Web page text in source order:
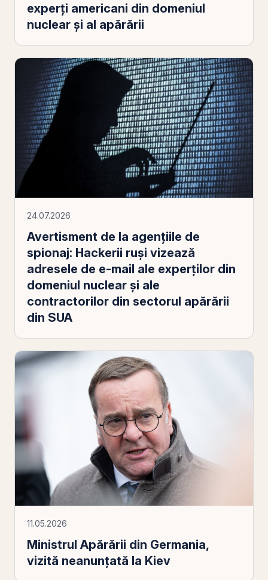
experți americani din domeniul
nuclear și al apărării
24.07.2026
Avertisment de la agenţiile de
spionaj: Hackerii ruşi vizează
adresele de e-mail ale experţilor din
domeniul nuclear şi ale
contractorilor din sectorul apărării
din SUA
11.05.2026
Ministrul Apărării din Germania,
vizită neanunțată la Kiev